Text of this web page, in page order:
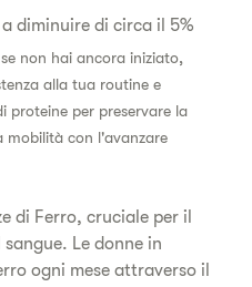
diminuire di circa il 5%
non hai ancora iniziato,
alla tua routine e
proteine per preservare la
mobilità con l'avanzare
di Ferro, cruciale per il
Le donne in
ogni mese attraverso il